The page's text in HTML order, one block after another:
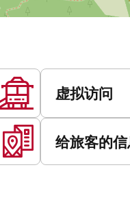
虚拟访问
给旅客的信